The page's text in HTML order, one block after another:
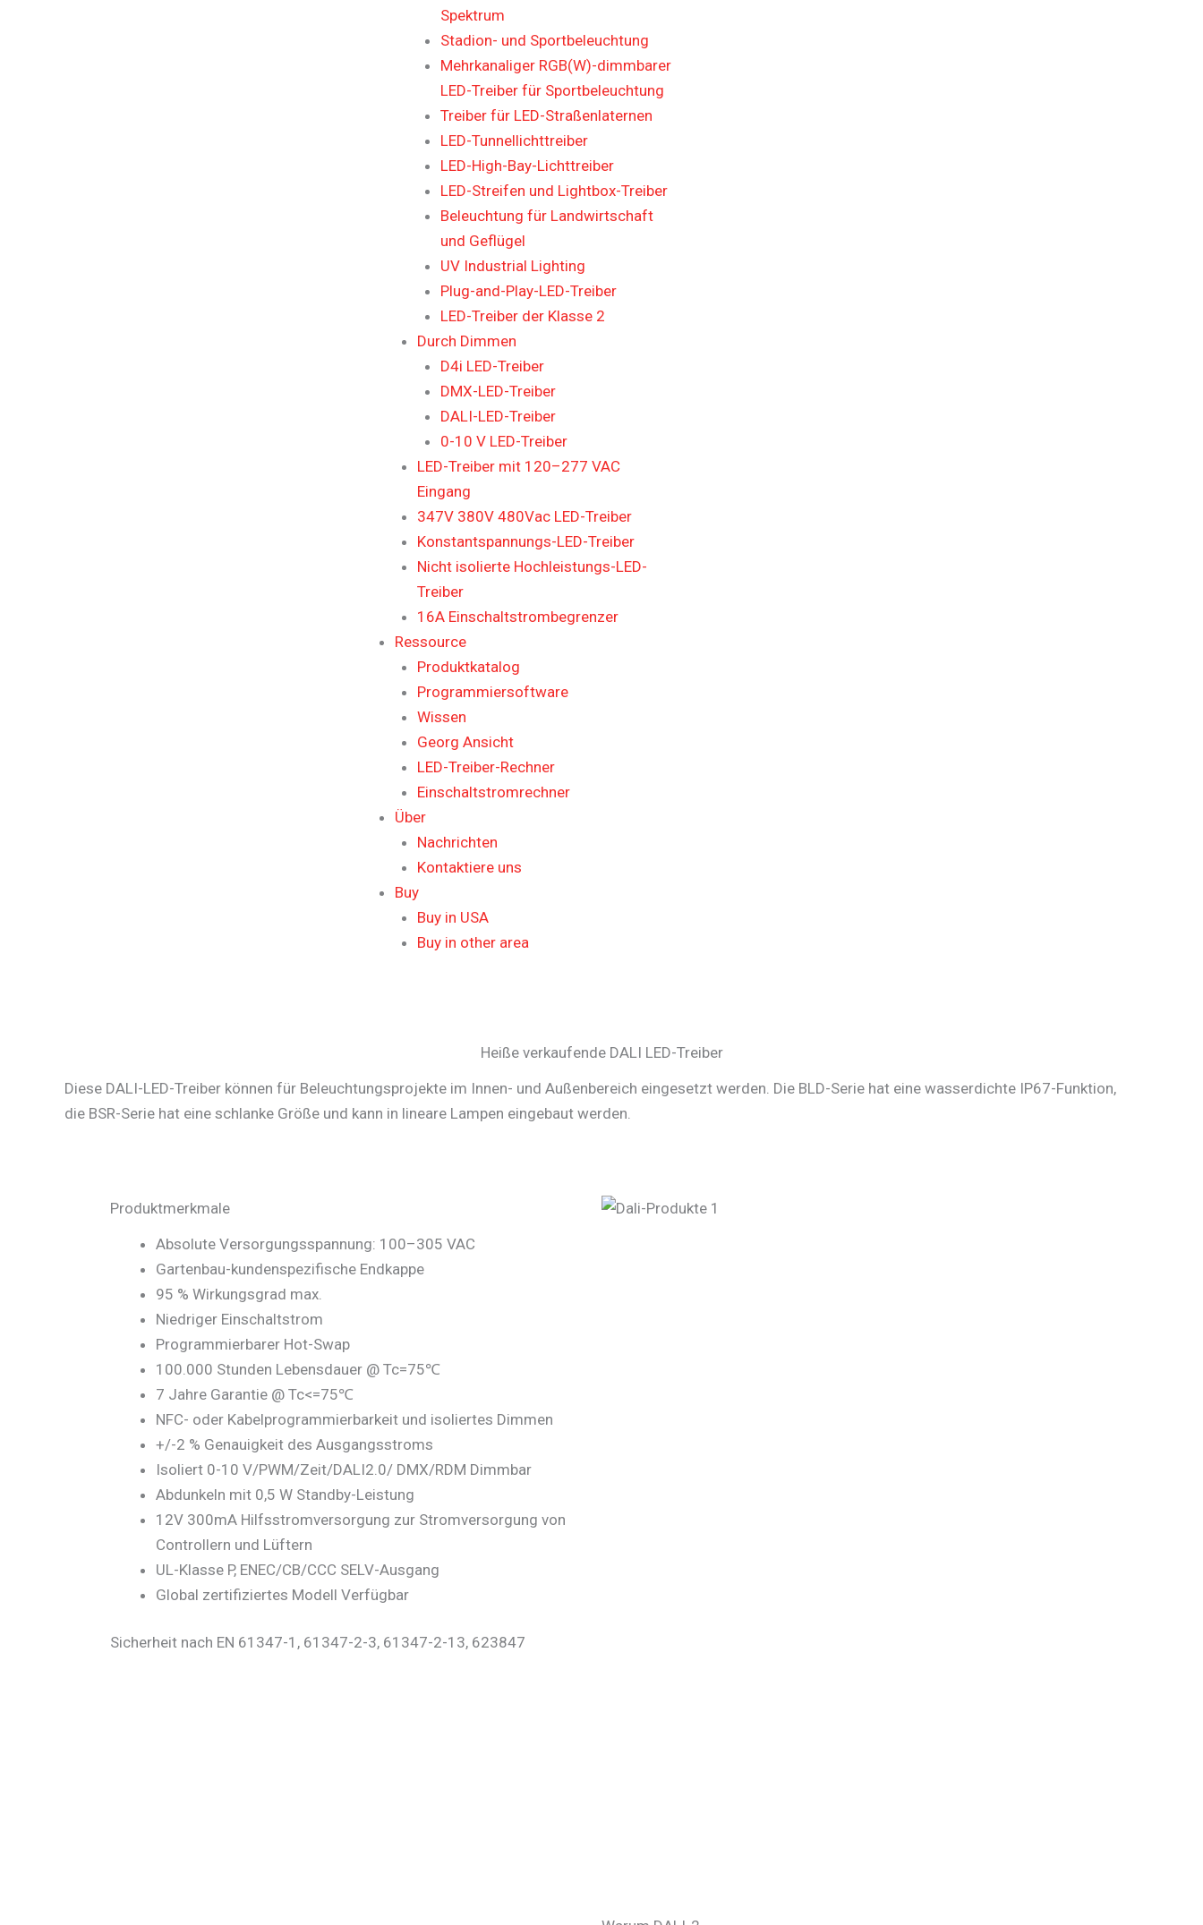
Spektrum
Stadion- und Sportbeleuchtung
Mehrkanaliger RGB(W)-dimmbarer
LED-Treiber für Sportbeleuchtung
Treiber für LED-Straßenlaternen
LED-Tunnellichttreiber
LED-High-Bay-Lichttreiber
LED-Streifen und Lightbox-Treiber
Beleuchtung für Landwirtschaft
und Geflügel
UV Industrial Lighting
Plug-and-Play-LED-Treiber
LED-Treiber der Klasse 2
Durch Dimmen
D4i LED-Treiber
DMX-LED-Treiber
DALI-LED-Treiber
0-10 V LED-Treiber
LED-Treiber mit 120–277 VAC
Eingang
347V 380V 480Vac LED-Treiber
Konstantspannungs-LED-Treiber
Nicht isolierte Hochleistungs-LED-
Treiber
16A Einschaltstrombegrenzer
Ressource
Produktkatalog
Programmiersoftware
Wissen
Georg Ansicht
LED-Treiber-Rechner
Einschaltstromrechner
Über
Nachrichten
Kontaktiere uns
Buy
Buy in USA
Buy in other area
Heiße verkaufende DALI LED-Treiber
Diese DALI-LED-Treiber können für Beleuchtungsprojekte im Innen- und Außenbereich eingesetzt werden. Die BLD-Serie hat eine wasserdichte IP67-Funktion,
die BSR-Serie hat eine schlanke Größe und kann in lineare Lampen eingebaut werden.
Produktmerkmale
Absolute Versorgungsspannung: 100–305 VAC
Gartenbau-kundenspezifische Endkappe
95 % Wirkungsgrad max.
Niedriger Einschaltstrom
Programmierbarer Hot-Swap
100.000 Stunden Lebensdauer @ Tc=75℃
7 Jahre Garantie @ Tc<=75℃
NFC- oder Kabelprogrammierbarkeit und isoliertes Dimmen
+/-2 % Genauigkeit des Ausgangsstroms
Isoliert 0-10 V/PWM/Zeit/DALI2.0/ DMX/RDM Dimmbar
Abdunkeln mit 0,5 W Standby-Leistung
12V 300mA Hilfsstromversorgung zur Stromversorgung von
Controllern und Lüftern
UL-Klasse P, ENEC/CB/CCC SELV-Ausgang
Global zertifiziertes Modell Verfügbar
Sicherheit nach EN 61347-1, 61347-2-3, 61347-2-13, 623847